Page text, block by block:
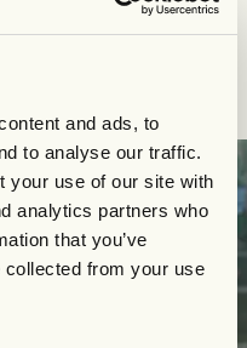
and ads, to
to analyse our traffic.
your use of our site with
analytics partners who
that you’ve
collected from your use
inför ditt besök på
och Halmstads BK i
26/7.